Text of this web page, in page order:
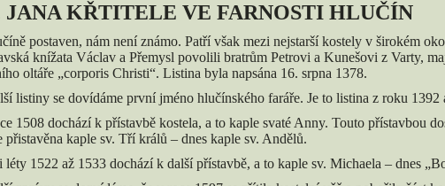
JANA KŘTITELE VE FARNOSTI HLUČÍN
postaven, nám není známo. Patří však mezi nejstarší kostely v širokém
knížata Václav a Přemysl povolili bratrům Petrovi a Kunešovi z Varty,
oltáře „corporis Christi“. Listina byla napsána 16. srpna 1378.
listiny se dovídáme první jméno hlučínského faráře. Je to listina z roku 1392
1508 dochází k přístavbě kostela, a to kaple svaté Anny. Touto přístavbou
přistavěna kaple sv. Tří králů – dnes kaple sv. Andělů.
léty 1522 až 1533 dochází k další přístavbě, a to kaple sv. Michaela – dnes